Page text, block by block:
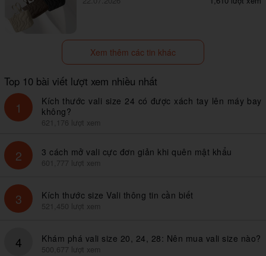
Xem thêm các tin khác
Top 10 bài viết lượt xem nhiều nhất
1
Kích thước vali size 24 có được xách tay lên máy bay
không?
621,176 lượt xem
2 3 cách mở vali cực đơn giản khi quên mật khẩu
601,777 lượt xem
3 Kích thước size Vali thông tin cần biết
521,450 lượt xem
4 Khám phá vali size 20, 24, 28: Nên mua vali size nào?
500,677 lượt xem